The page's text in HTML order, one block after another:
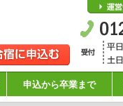
申込から卒業まで